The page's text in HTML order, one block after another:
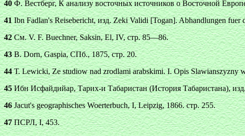
40Ф. Вестберг, К анализу восточных источников о Восточной
41Ibn Fadlan's Reisebericht, изд. Zeki Validi [Togan]. Abhandlungen
42См. V. F. Вueсhnеr, Saksin, El, IV, стр. 85—86.
43В. Dоrn, Gaspia, СПб., 1875, стр. 20.
44Т. Lewicki, Ze studiow nad zrodlami arabskimi. I. Opis
45Ибн Исфайдийар, Тарих-и Табаристан (История Табаристана),
46Jacut's geographisches Woеrterbuch, I, Leipzig, 1866. стр. 255.
47ПСРЛ, I, 453.